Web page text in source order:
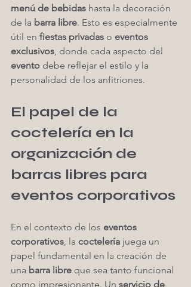
menú de bebidas hasta la decoración
de la barra libre. Esto es especialmente
útil en fiestas privadas o eventos
exclusivos, donde cada aspecto del
evento debe reflejar el estilo y la
personalidad de los anfitriones.
El papel de la
coctelería en la
organización de
barras libres para
eventos corporativos
En el contexto de los eventos
corporativos, la coctelería juega un
papel fundamental en la creación de
una barra libre que sea tanto funcional
como impresionante. Un servicio de